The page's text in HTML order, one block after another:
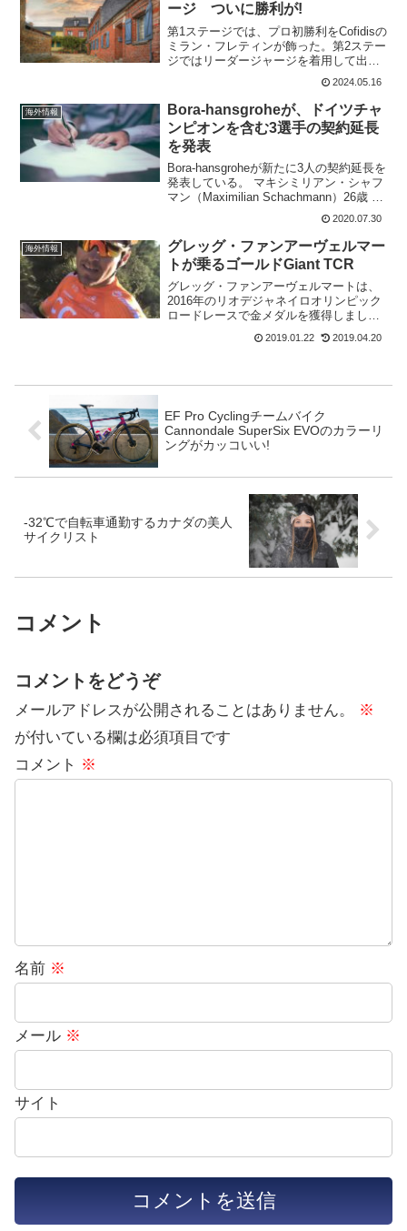
ージ ついに勝利が!
第1ステージでは、プロ初勝利をCofidisの
ミラン・フレティンが飾った。第2ステー
ジではリーダージャージを着用して出走
するが、ゴールでは3位までボーナスタイ
ム差が加算されるので、ジャージをキー
プするのは難しい。はたして第2ステージ
の勝利は...
2024.05.16
海外情報
Bora-hansgroheが、ドイツチャ
ンピオンを含む3選手の契約延長
を発表
Bora-hansgroheが新たに3人の契約延長を
発表している。 マキシミリアン・シャフ
マン（Maximilian Schachmann）26歳 ル
ーカス・ペストルベルガー（Lukas
Pöstlberger)28歳 チェーザレ・ベネデ
ッ...
2020.07.30
海外情報
グレッグ・ファンアーヴェルマー
トが乗るゴールドGiant TCR
グレッグ・ファンアーヴェルマートは、
2016年のリオデジャネイロオリンピック
ロードレースで金メダルを獲得しまし
た。オリンピックチャンピオンに敬意を
表して、チームはGiant TCRのフレーム
2019.01.22 2019.04.20
EF Pro Cyclingチームバイク
Cannondale SuperSix EVOのカラーリ
ングがカッコいい!
-32℃で自転車通勤するカナダの美人
サイクリスト
コメント
コメントをどうぞ
メールアドレスが公開されることはありません。
※
が付いている欄は必須項目です
コメント ※
名前 ※
メール ※
サイト